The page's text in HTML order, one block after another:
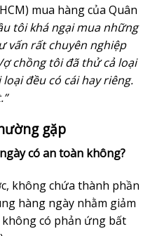
mua hàng của Quân
tôi khá ngại mua những
vấn rất chuyên nghiệp
chồng tôi đã thử cả loại
đều có cái hay riêng.
gặp
có an toàn không?
không chứa thành phần
hàng ngày nhằm giảm
có phản ứng bất